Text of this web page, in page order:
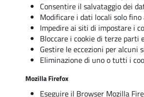
Consentire il salvataggio dei
Modificare i dati locali solo
Impedire ai siti di impostare i
Bloccare i cookie di terze parti
Gestire le eccezioni per alcuni
Eliminazione di uno o tutti i
Mozilla Firefox
Eseguire il Browser Mozilla